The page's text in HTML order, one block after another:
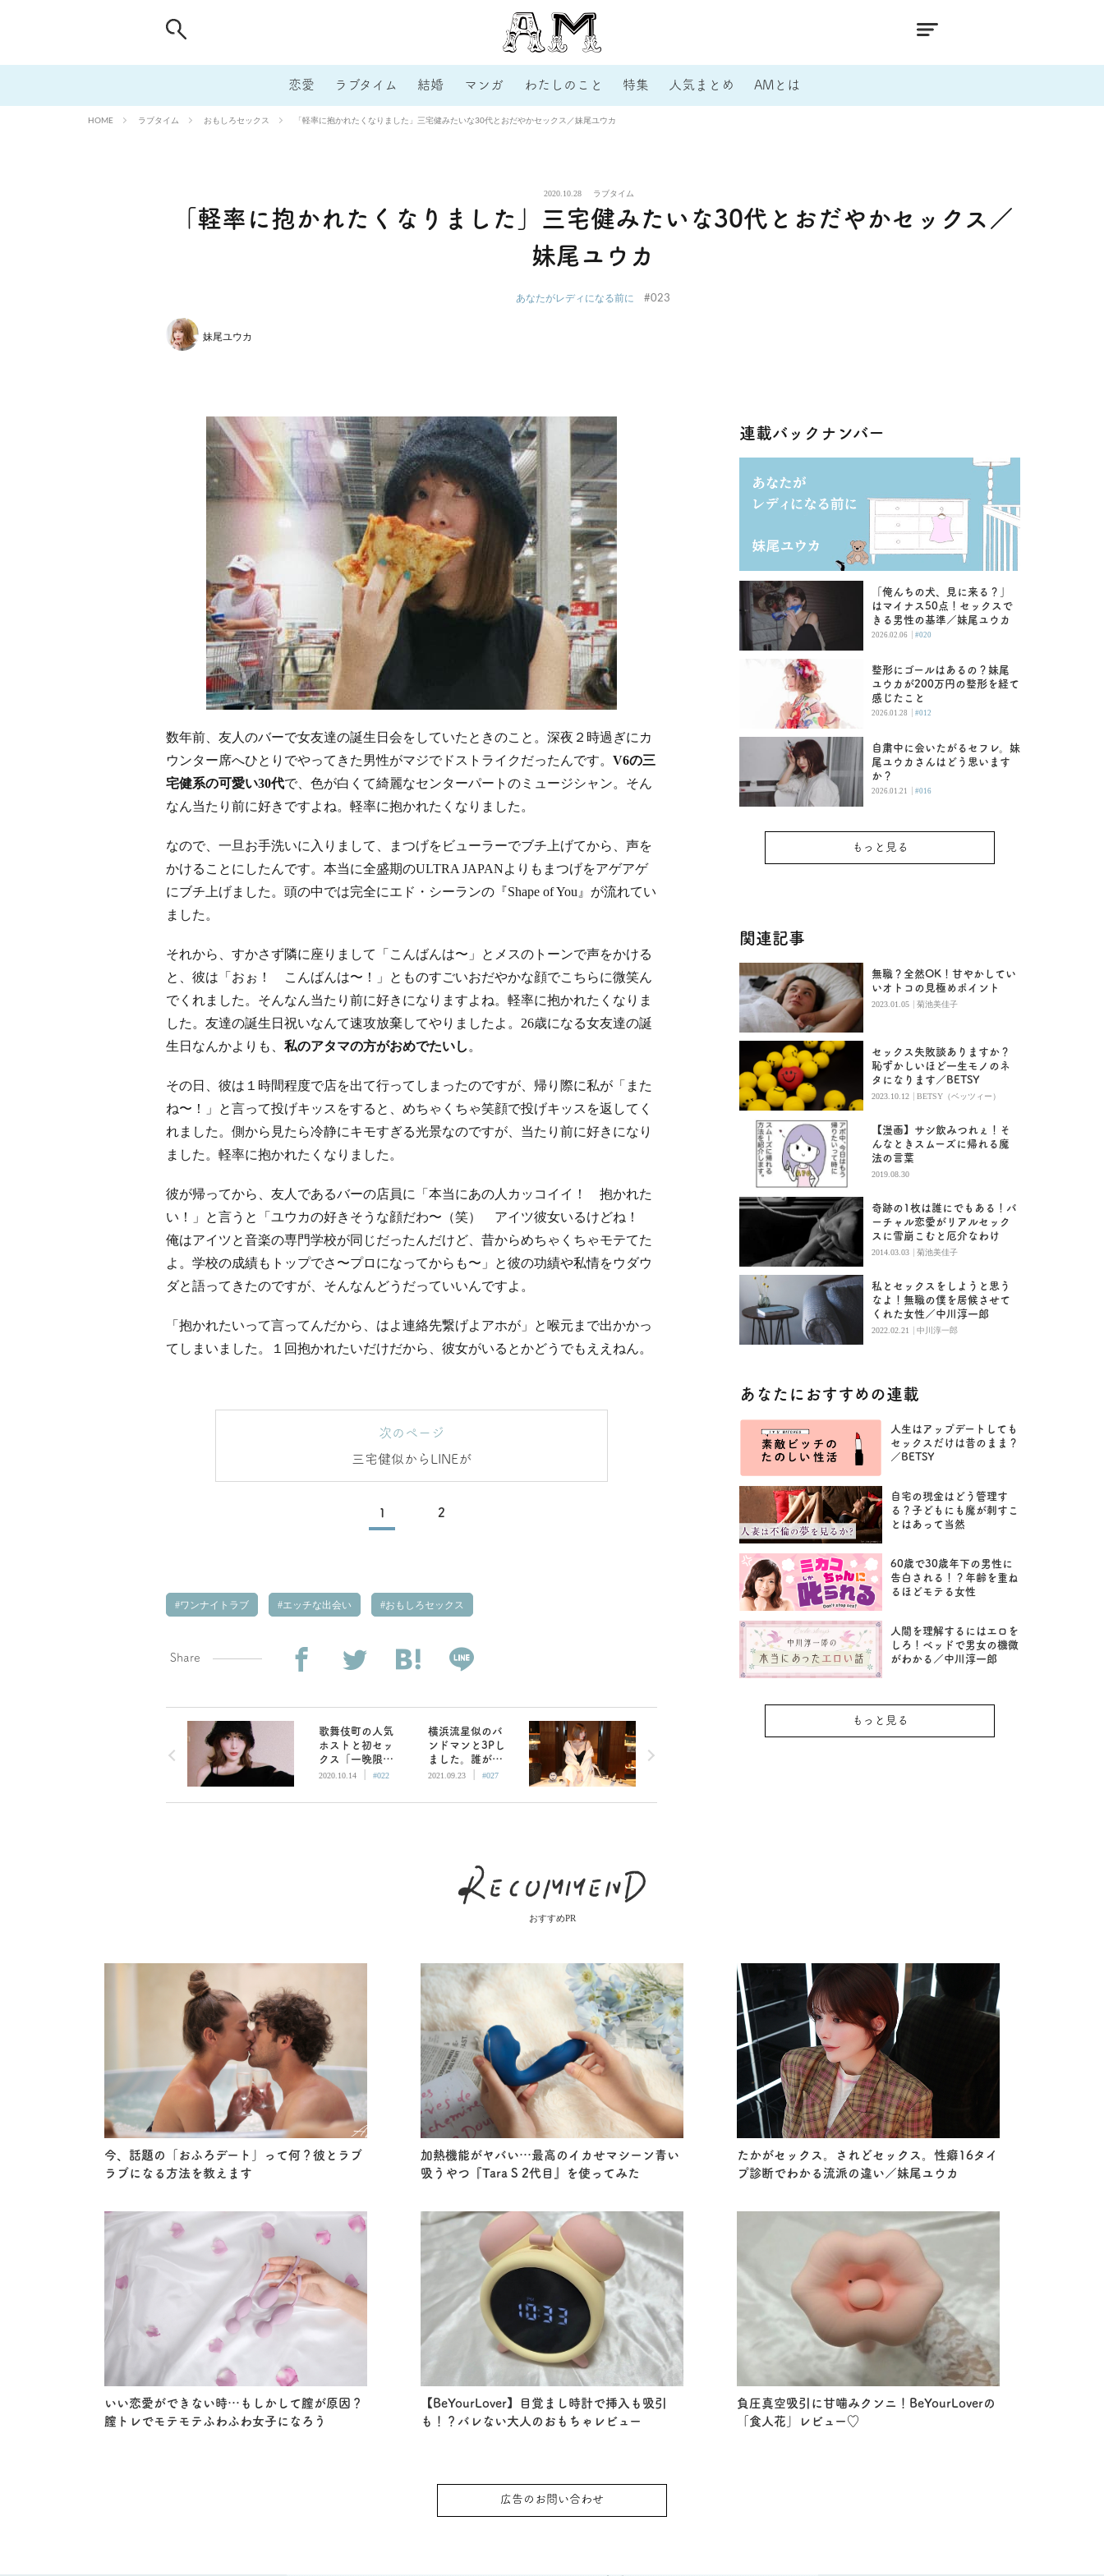
恋愛 ラブタイム 結婚 マンガ わたしのこと 特集 人気まとめ AMとは
HOME ラブタイム おもしろセックス 「軽率に抱かれたくなりました」三宅健みたいな30代とおだやかセックス／妹尾ユウカ
2020.10.28 ラブタイム
「軽率に抱かれたくなりました」三宅健みたいな30代とおだやかセックス／
妹尾ユウカ
あなたがレディになる前に #023
妹尾ユウカ
数年前、友人のバーで女友達の誕生日会をしていたときのこと。深夜２時過ぎにカ
ウンター席へひとりでやってきた男性がマジでドストライクだったんです。 V6の三
宅健系の可愛い30代で、色が白くて綺麗なセンターパートのミュージシャン。そん
なん当たり前に好きですよね。軽率に抱かれたくなりました。
なので、一旦お手洗いに入りまして、まつげをビューラーでブチ上げてから、声を
かけることにしたんです。本当に全盛期のULTRA JAPANよりもまつげをアゲアゲ
にブチ上げました。頭の中では完全にエド・シーランの『Shape of You』が流れてい
ました。
それから、すかさず隣に座りまして「こんばんは〜」とメスのトーンで声をかける
と、彼は「おぉ！ こんばんは〜！」とものすごいおだやかな顔でこちらに微笑ん
でくれました。そんなん当たり前に好きになりますよね。軽率に抱かれたくなりま
した。友達の誕生日祝いなんて速攻放棄してやりましたよ。26歳になる女友達の誕
生日なんかよりも、 私のアタマの方がおめでたいし 。
その日、彼は１時間程度で店を出て行ってしまったのですが、帰り際に私が「また
ね〜！」と言って投げキッスをすると、めちゃくちゃ笑顔で投げキッスを返してく
れました。側から見たら冷静にキモすぎる光景なのですが、当たり前に好きになり
ました。軽率に抱かれたくなりました。
彼が帰ってから、友人であるバーの店員に「本当にあの人カッコイイ！ 抱かれた
い！」と言うと「ユウカの好きそうな顔だわ〜（笑） アイツ彼女いるけどね！
俺はアイツと音楽の専門学校が同じだったんだけど、昔からめちゃくちゃモテてた
よ。学校の成績もトップでさ〜プロになってからも〜」と彼の功績や私情をウダウ
ダと語ってきたのですが、そんなんどうだっていいんですよ。
「抱かれたいって言ってんだから、はよ連絡先繋げよアホが」と喉元まで出かかっ
てしまいました。１回抱かれたいだけだから、彼女がいるとかどうでもええねん。
次のページ
三宅健似からLINEが
1 2
ワンナイトラブ エッチな出会い おもしろセックス
Share
歌舞伎町の人気
ホストと初セッ
クス「一晩限り
にラブはないけ
／妹尾ユウカ
2020.10.14 | #022
横浜流星似のバ
ンドマンと3Pし
ました。誰が一
番ヤバイか決め
尾ユウカ
2021.09.23 | #027
連載バックナンバー
「俺んちの犬、見に来る？」
はマイナス50点！セックスで
きる男性の基準／妹尾ユウカ
2026.02.06 | #020
整形にゴールはあるの？妹尾
ユウカが200万円の整形を経て
感じたこと
2026.01.28 | #012
自粛中に会いたがるセフレ。妹
尾ユウカさんはどう思います
か？
2026.01.21 | #016
もっと見る
関連記事
無職？全然OK！甘やかしてい
いオトコの見極めポイント
2023.01.05 | 菊池美佳子
セックス失敗談ありますか？
恥ずかしいほど一生モノのネ
タになります／BETSY
2023.10.12 | BETSY（ベッツィー）
【漫画】サシ飲みつれぇ！そ
んなときスムーズに帰れる魔
法の言葉
2019.08.30
奇跡の1枚は誰にでもある！バ
ーチャル恋愛がリアルセック
スに雪崩こむと厄介なわけ
2014.03.03 | 菊池美佳子
私とセックスをしようと思う
なよ！無職の僕を居候させて
くれた女性／中川淳一郎
2022.02.21 | 中川淳一郎
あなたにおすすめの連載
人生はアップデートしても
セックスだけは昔のまま？
／BETSY
自宅の現金はどう管理す
る？子どもにも魔が刺すこ
とはあって当然
60歳で30歳年下の男性に
告白される！？年齢を重ね
るほどモテる女性
人間を理解するにはエロを
しろ！ベッドで男女の機微
がわかる／中川淳一郎
もっと見る
おすすめPR
今、話題の「おふろデート」って何？彼とラブ
ラブになる方法を教えます
加熱機能がヤバい…最高のイカせマシーン青い
吸うやつ『Tara S 2代目』を使ってみた
たかがセックス。されどセックス。性癖16タイ
プ診断でわかる流派の違い／妹尾ユウカ
いい恋愛ができない時…もしかして膣が原因？
膣トレでモテモテふわふわ女子になろう
【BeYourLover】目覚まし時計で挿入も吸引
も！？バレない大人のおもちゃレビュー
負圧真空吸引に甘噛みクンニ！BeYourLoverの
「食人花」レビュー♡
広告のお問い合わせ